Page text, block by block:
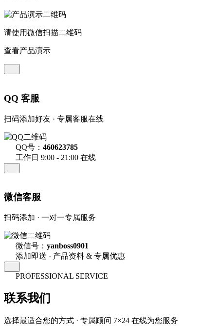
请使用微信扫描二维码
查看产品演示
QQ 客服
扫码添加好友 · 专属客服在线
QQ号： 460623785
工作日 9:00 - 21:00 在线
微信客服
扫码添加 · 一对一专属服务
微信号： yanboss0901
添加即送 · 产品资料 & 专属优惠
PROFESSIONAL SERVICE
联系我们
选择最适合您的方式 · 专属顾问 7×24 在线为您服务